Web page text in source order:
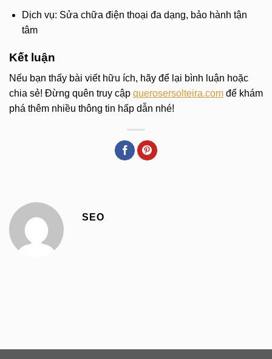
Dịch vụ: Sửa chữa điện thoại đa dạng, bảo hành tận
tâm
Kết luận
Nếu bạn thấy bài viết hữu ích, hãy để lại bình luận hoặc
chia sẻ! Đừng quên truy cập querosersolteira.com để khám
phá thêm nhiều thông tin hấp dẫn nhé!
SEO